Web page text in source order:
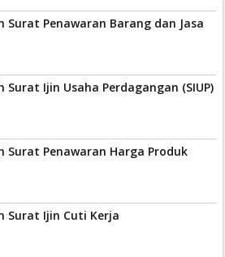
Surat Penawaran Barang dan Jasa
Surat Ijin Usaha Perdagangan (SIUP)
Surat Penawaran Harga Produk
Surat Ijin Cuti Kerja